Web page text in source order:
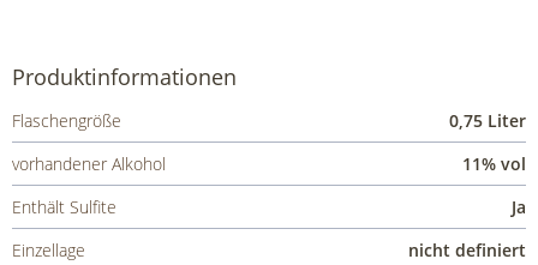
Produktinformationen
Flaschengröße
0,75 Liter
vorhandener Alkohol
11% vol
Enthält Sulfite
Ja
Einzellage
nicht definiert